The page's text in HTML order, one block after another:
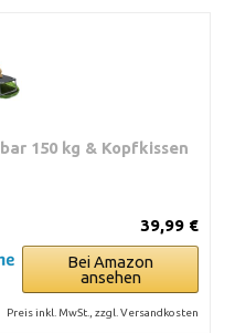
150 kg & Kopfkissen
39,99 €
Bei Amazon
ansehen
Preis inkl. MwSt., zzgl. Versandkosten